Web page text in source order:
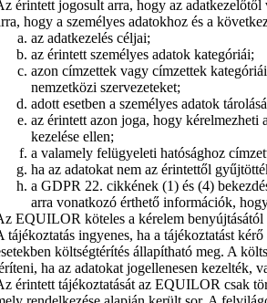
érintett jogosult arra, hogy az
hogy a személyes adatokhoz és a
az adatkezelés céljai;
az érintett személyes adatok kategóriái;
azon címzettek vagy címzettek
nemzetközi szervezeteket;
adott esetben a személyes adatok
az érintett azon joga, hogy kérelmezheti
kezelése ellen;
a valamely felügyeleti hatósághoz
ha az adatokat nem az érintettől
a GDPR 22. cikkének (1) és (4)
arra vonatkozó érthető információk,
EQUILOR köteles a kérelem benyújtásától
tájékoztatás ingyenes, ha a tájékoztatást
költségtérítés állapítható meg. A
ha az adatokat jogellenesen kezelték,
érintett tájékoztatását az EQUILOR csak